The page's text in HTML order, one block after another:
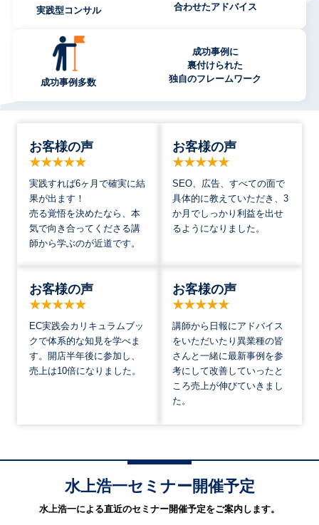
実践型コンサル
合わせたアドバイス
成功事例多数
成功事例に
裏付けられた
独自のフレームワーク
お客様の声
実践すれば6ヶ月で確実に結
果が出ます！
売る覚悟を決めたなら、本
気で向き合ってくださる講
師から学ぶのが近道です。
お客様の声
SEO、広告、すべての面で
具体的に教えていただき、3
か月でしっかり利益を出せ
るようになりました。
お客様の声
EC実践会カリキュラムブッ
クで体系的な知見を学べま
す。開店半年後に参加し、
売上は10倍になりました。
お客様の声
講師から日報にアドバイス
をいただいたり異業種の皆
さんと一緒に最新事例を参
考にして改善していったと
ころ売上が伸びていきまし
た。
水上浩一セミナー開催予定
水上浩一による直近のセミナー開催予定をご案内します。